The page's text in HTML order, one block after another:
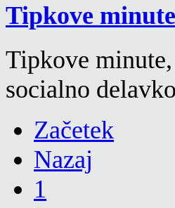
Tipkove
Tipkove
socialno
Začetek
Nazaj
1